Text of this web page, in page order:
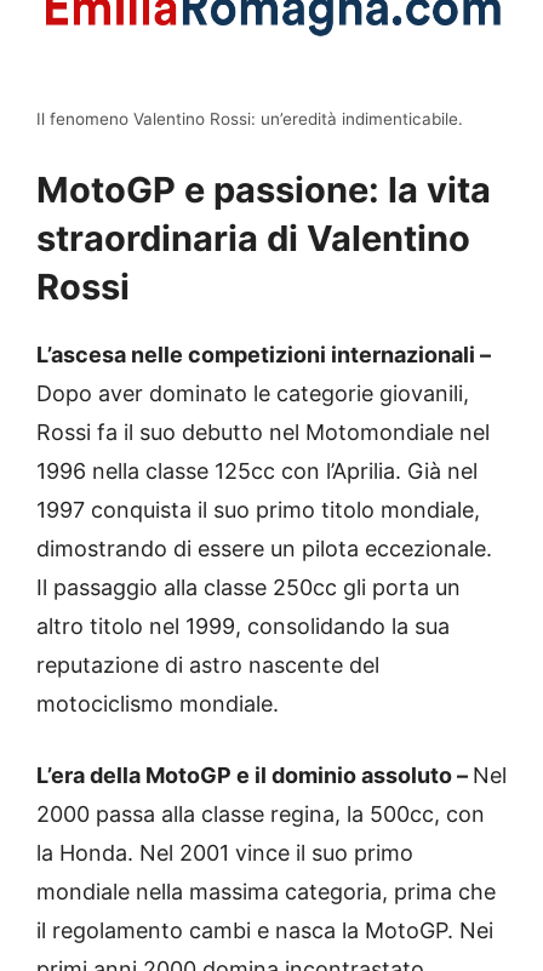
Il fenomeno Valentino Rossi: un’eredità indimenticabile.
MotoGP e passione: la vita
straordinaria di Valentino
Rossi
L’ascesa nelle competizioni internazionali –
Dopo aver dominato le categorie giovanili,
Rossi fa il suo debutto nel Motomondiale nel
1996 nella classe 125cc con l’Aprilia. Già nel
1997 conquista il suo primo titolo mondiale,
dimostrando di essere un pilota eccezionale.
Il passaggio alla classe 250cc gli porta un
altro titolo nel 1999, consolidando la sua
reputazione di astro nascente del
motociclismo mondiale.
L’era della MotoGP e il dominio assoluto – Nel
2000 passa alla classe regina, la 500cc, con
la Honda. Nel 2001 vince il suo primo
mondiale nella massima categoria, prima che
il regolamento cambi e nasca la MotoGP. Nei